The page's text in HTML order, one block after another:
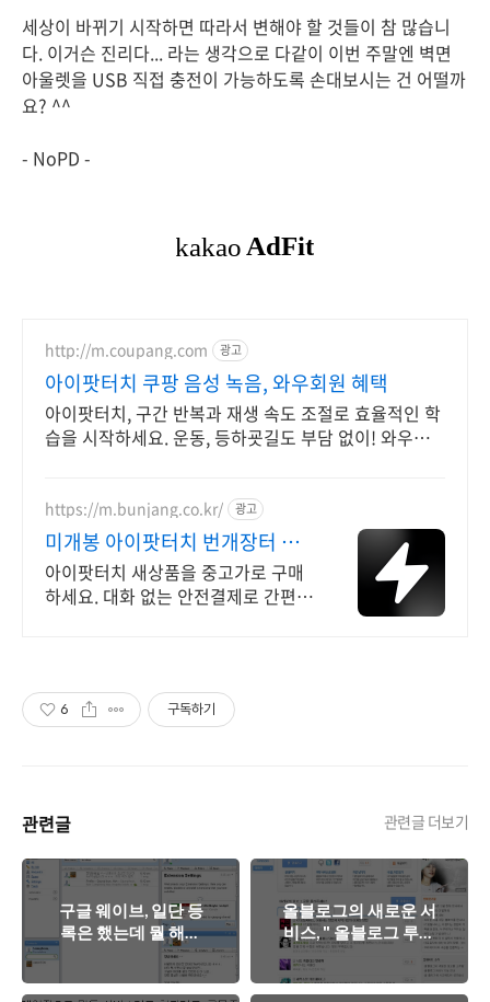
세상이 바뀌기 시작하면 따라서 변해야 할 것들이 참 많습니
다. 이거슨 진리다... 라는 생각으로 다같이 이번 주말엔 벽면
아울렛을 USB 직접 충전이 가능하도록 손대보시는 건 어떨까
요? ^^
- NoPD -
http://m.coupang.com 광고
아이팟터치 쿠팡 음성 녹음, 와우회원 혜택
아이팟터치, 구간 반복과 재생 속도 조절로 효율적인 학
습을 시작하세요. 운동, 등하굣길도 부담 없이! 와우회
https://m.bunjang.co.kr/ 광고
미개봉 아이팟터치 번개장터 국
내 최대 브랜드 중고거래
아이팟터치 새상품을 중고가로 구매
하세요. 대화 없는 안전결제로 간편하
6 구독하기
관련글 관련글 더보기
구글 웨이브, 일단 등
록은 했는데 뭘 해야
하는걸까?
올블로그의 새로운 서
비스, " 올블로그 루비
" 오픈!